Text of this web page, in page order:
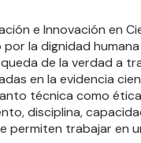
e Innovación en
la dignidad
de la verdad a
en la evidencia
técnica como
disciplina,
permiten trabajar en